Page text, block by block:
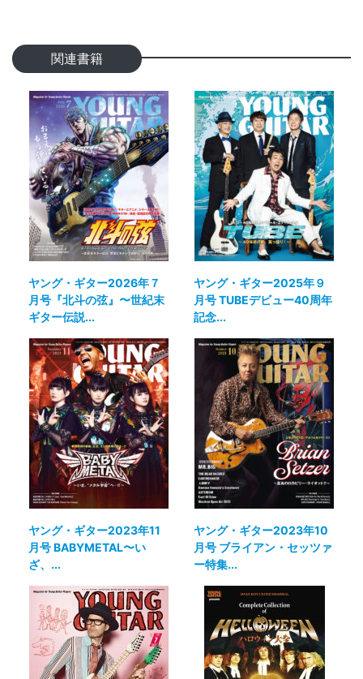
関連書籍
ヤング・ギター2026年７
月号『北斗の弦』〜世紀末
ギター伝説...
ヤング・ギター2025年９
月号 TUBEデビュー40周年
記念...
ヤング・ギター2023年11
月号 BABYMETAL〜い
ざ、...
ヤング・ギター2023年10
月号 ブライアン・セッツァ
ー特集...